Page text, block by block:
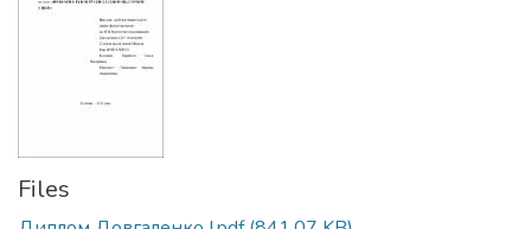
Files